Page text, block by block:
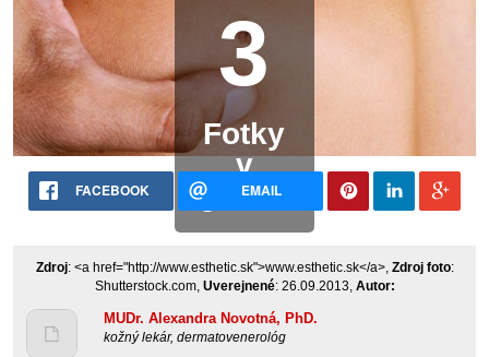
3
Fotky
v
galérii
FACEBOOK EMAIL
Zdroj: <a href="http://www.esthetic.sk">www.esthetic.sk</a>, Zdroj foto:
Shutterstock.com, Uverejnené: 26.09.2013, Autor:
MUDr. Alexandra Novotná, PhD.
kožný lekár, dermatovenerológ